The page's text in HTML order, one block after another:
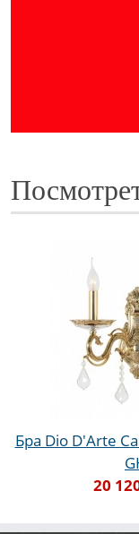
Бра Dio D'Arte
20